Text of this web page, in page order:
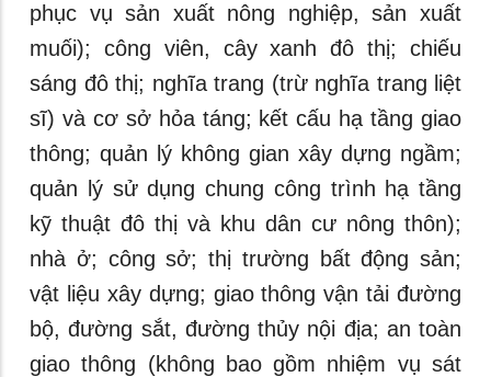
phục vụ sản xuất nông nghiệp, sản xuất
muối); công viên, cây xanh đô thị; chiếu
sáng đô thị; nghĩa trang (trừ nghĩa trang liệt
sĩ) và cơ sở hỏa táng; kết cấu hạ tầng giao
thông; quản lý không gian xây dựng ngầm;
quản lý sử dụng chung công trình hạ tầng
kỹ thuật đô thị và khu dân cư nông thôn);
nhà ở; công sở; thị trường bất động sản;
vật liệu xây dựng; giao thông vận tải đường
bộ, đường sắt, đường thủy nội địa; an toàn
giao thông (không bao gồm nhiệm vụ sát